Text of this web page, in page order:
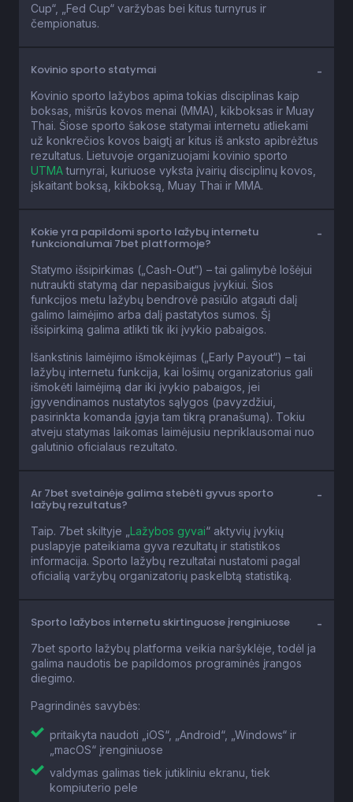
Cup“, „Fed Cup“ varžybas bei kitus turnyrus ir
čempionatus.
Kovinio sporto statymai
Kovinio sporto lažybos apima tokias disciplinas kaip
boksas, mišrūs kovos menai (MMA), kikboksas ir Muay
Thai. Šiose sporto šakose statymai internetu atliekami
už konkrečios kovos baigtį ar kitus iš anksto apibrėžtus
rezultatus. Lietuvoje organizuojami kovinio sporto
UTMAturnyrai, kuriuose vyksta įvairių disciplinų kovos,
įskaitant boksą, kikboksą, Muay Thai ir MMA.
Kokie yra papildomi sporto lažybų internetu
funkcionalumai 7bet platformoje?
Statymo išsipirkimas („Cash-Out“) – tai galimybė lošėjui
nutraukti statymą dar nepasibaigus įvykiui. Šios
funkcijos metu lažybų bendrovė pasiūlo atgauti dalį
galimo laimėjimo arba dalį pastatytos sumos. Šį
išsipirkimą galima atlikti tik iki įvykio pabaigos.
Išankstinis laimėjimo išmokėjimas („Early Payout“) – tai
lažybų internetu funkcija, kai lošimų organizatorius gali
išmokėti laimėjimą dar iki įvykio pabaigos, jei
įgyvendinamos nustatytos sąlygos (pavyzdžiui,
pasirinkta komanda įgyja tam tikrą pranašumą). Tokiu
atveju statymas laikomas laimėjusiu nepriklausomai nuo
galutinio oficialaus rezultato.
Ar 7bet svetainėje galima stebėti gyvus sporto
lažybų rezultatus?
Taip. 7bet skiltyje „ Lažybos gyvai“ aktyvių įvykių
puslapyje pateikiama gyva rezultatų ir statistikos
informacija. Sporto lažybų rezultatai nustatomi pagal
oficialią varžybų organizatorių paskelbtą statistiką.
Sporto lažybos internetu skirtinguose įrenginiuose
7bet sporto lažybų platforma veikia naršyklėje, todėl ja
galima naudotis be papildomos programinės įrangos
diegimo.
Pagrindinės savybės:
pritaikyta naudoti „iOS“, „Android“, „Windows“ ir
„macOS“ įrenginiuose
valdymas galimas tiek jutikliniu ekranu, tiek
kompiuterio pele